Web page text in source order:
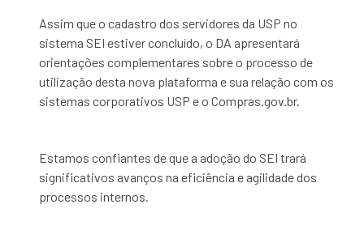
Assim que o cadastro dos servidores da USP no
sistema SEI estiver concluído, o DA apresentará
orientações complementares sobre o processo de
utilização desta nova plataforma e sua relação com os
sistemas corporativos USP e o Compras.gov.br.
Estamos confiantes de que a adoção do SEI trará
significativos avanços na eficiência e agilidade dos
processos internos.